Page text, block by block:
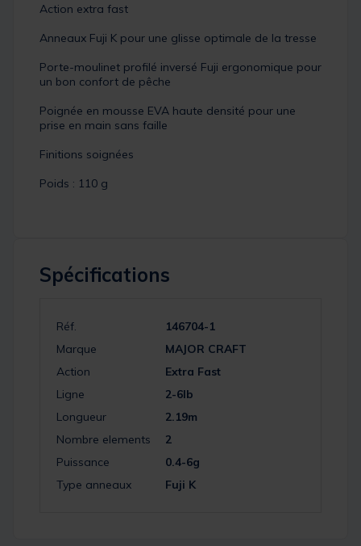
Action extra fast
Anneaux Fuji K pour une glisse optimale de la tresse
Porte-moulinet profilé inversé Fuji ergonomique pour
un bon confort de pêche
Poignée en mousse EVA haute densité pour une
prise en main sans faille
Finitions soignées
Poids : 110 g
Spécifications
Réf.
146704-1
Marque
MAJOR CRAFT
Action
Extra Fast
Ligne
2-6lb
Longueur
2.19m
Nombre elements
2
Puissance
0.4-6g
Type anneaux
Fuji K